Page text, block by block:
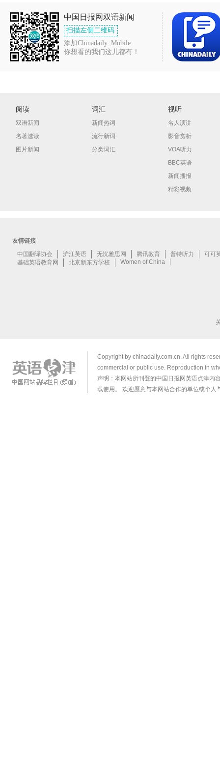
中国日报网双语新闻
扫描左侧二维码
添加Chinadaily_Mobile
你想看的我们这儿都有！
阅读
双语新闻
名著选读
图片新闻
词汇
新闻热词
流行新词
分类词汇
视听
名人演讲
影音赏析
VOA听力
BBC英语
新闻播报
精彩视频
Copyright by chinadaily.com.cn. All rights
commercial or public use. Reproduction in
声明：本网站所刊登的中国日报网英语点津内
载使用。 欢迎愿意与本网站合作的单位或个人